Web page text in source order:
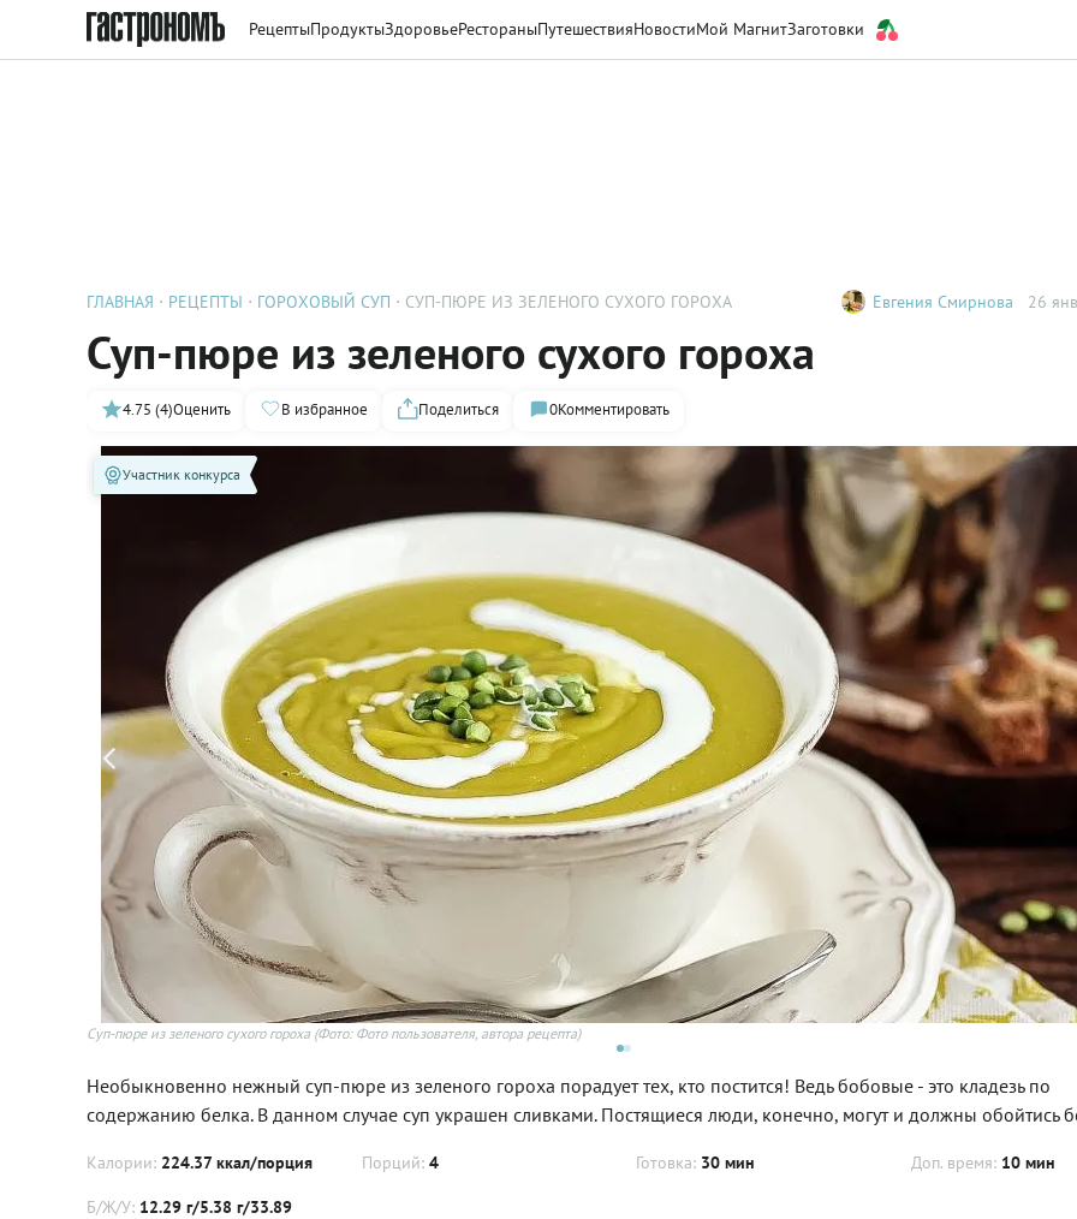
РецептыПродуктыЗдоровьеРестораныПутешествияНовостиМой МагнитЗаготовки
ГЛАВНАЯ РЕЦЕПТЫ ГОРОХОВЫЙ СУП СУП-ПЮРЕ ИЗ ЗЕЛЕНОГО СУХОГО ГОРОХА Евгения Смирнова 26
Суп-пюре из зеленого сухого гороха
4.75 (4)Оценить В избранное Поделиться 0Комментировать
Участник конкурса
Суп-пюре из зеленого сухого гороха (Фото: Фото пользователя, автора рецепта)
Необыкновенно нежный суп-пюре из зеленого гороха порадует тех, кто постится! Ведь бобовые - это кладезь по
содержанию белка. В данном случае суп украшен сливками. Постящиеся люди, конечно, могут и должны обойтись
Калории: 224.37 ккал/порция Порций: 4 Готовка: 30 мин Доп. время: 10 мин
Б/Ж/У: 12.29 г/5.38 г/33.89